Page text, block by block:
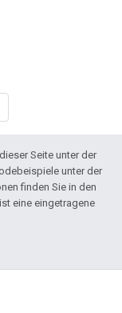
Seite unter der
unter der
finden Sie in den
eine eingetragene